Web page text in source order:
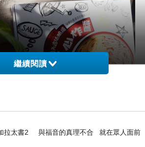
裡面有兩大包炸醬調理包！
繼續閱讀
太書2 與福音的真理不合 就在眾人面前